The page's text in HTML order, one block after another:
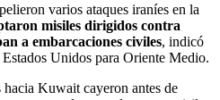
varios ataques iraníes en la
misiles dirigidos contra
a embarcaciones civiles, indicó
Unidos para Oriente Medio.
Kuwait cayeron antes de